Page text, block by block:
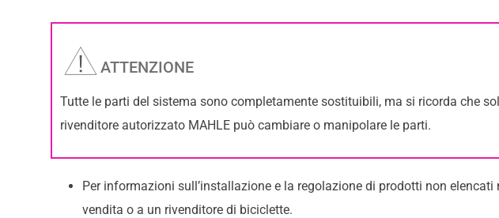
ATTENZIONE
Tutte le parti del sistema sono completamente sostituibili, ma si ricorda che
rivenditore autorizzato MAHLE può cambiare o manipolare le parti.
Per informazioni sull’installazione e la regolazione di prodotti non elencati
vendita o a un rivenditore di biciclette.